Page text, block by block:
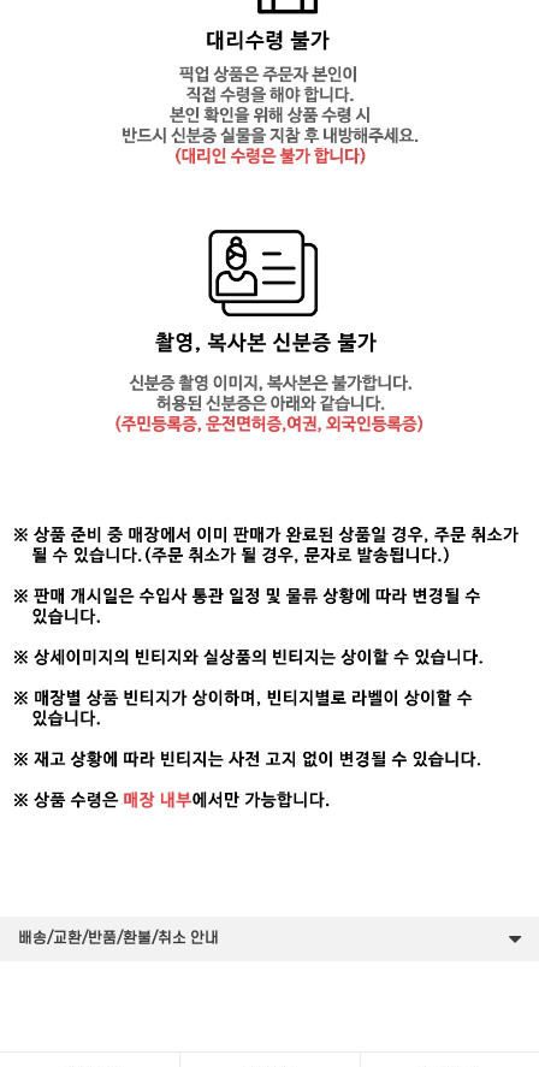
배송/교환/반품/환불/취소 안내